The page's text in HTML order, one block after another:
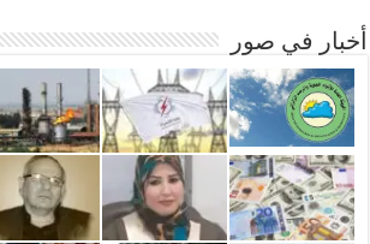
أخبار في صور